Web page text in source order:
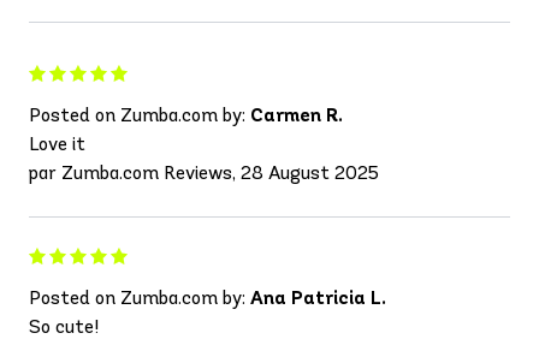
Posted on Zumba.com by: Carmen R.
Love it
par Zumba.com Reviews, 28 August 2025
Posted on Zumba.com by: Ana Patricia L.
So cute!